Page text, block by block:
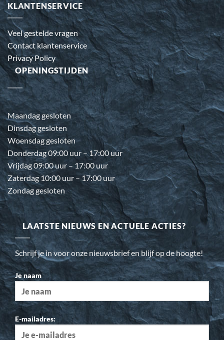
KLANTENSERVICE
Veel gestelde vragen
Contact klantenservice
Privacy Policy
OPENINGSTIJDEN
Maandag gesloten
Dinsdag gesloten
Woensdag gesloten
Donderdag 09:00 uur – 17:00 uur
Vrijdag 09:00 uur – 17:00 uur
Zaterdag 10:00 uur – 17:00 uur
Zondag gesloten
LAATSTE NIEUWS EN ACTUELE ACTIES?
Schrijf je in voor onze nieuwsbrief en blijf op de hoogte!
Je naam
E-mailadres: